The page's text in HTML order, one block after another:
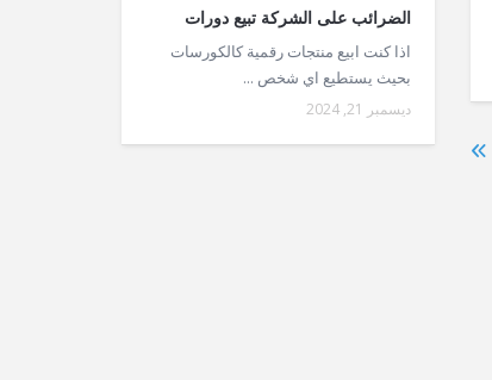
الضرائب على الشركة تبيع دورات
اذا كنت ابيع منتجات رقمية كالكورسات
بحيث يستطيع اي شخص ...
ديسمبر 21, 2024